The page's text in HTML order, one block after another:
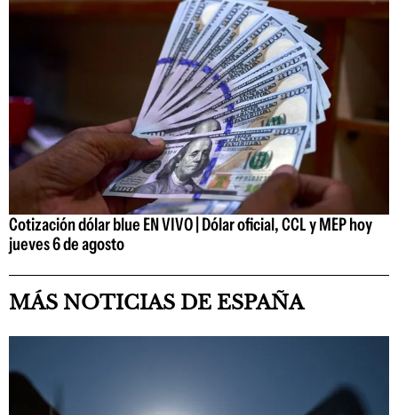
Cotización dólar blue EN VIVO | Dólar oficial, CCL y MEP hoy
jueves 6 de agosto
MÁS NOTICIAS DE ESPAÑA